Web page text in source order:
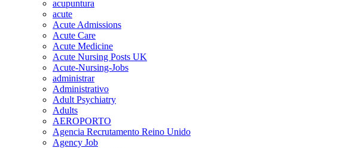
acupuntura
acute
Acute Admissions
Acute Care
Acute Medicine
Acute Nursing Posts UK
Acute-Nursing-Jobs
administrar
Administrativo
Adult Psychiatry
Adults
AEROPORTO
Agencia Recrutamento Reino Unido
Agency Job